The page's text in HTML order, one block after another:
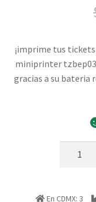
¡imprime tus tickets
miniprinter
gracias a su bateria
Tzbep03
En CDMX: 3